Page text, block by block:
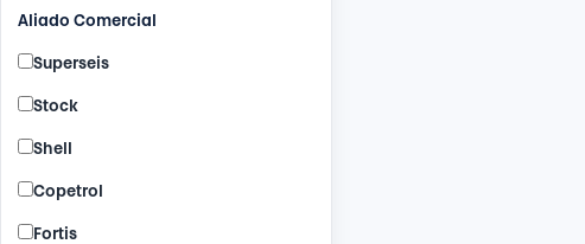
Aliado Comercial
Superseis
Stock
Shell
Copetrol
Fortis